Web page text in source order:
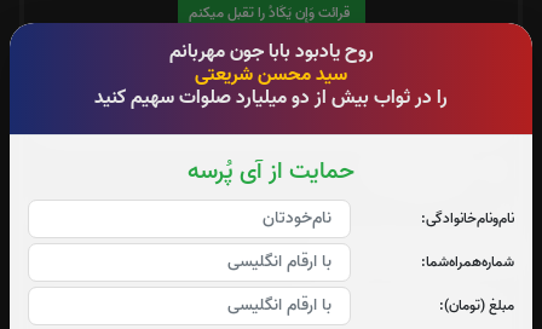
روح یادبود بابا جون مهربانم
سید محسن شریعتی
را در ثواب بیش از دو میلیارد صلوات سهیم کنید
حمایت از آی پُرسه
نام‌و‌نام‌خانوادگی:
شماره‌همراه‌شما:
مبلغ (تومان):
قرائت وَإِن يَكَادُ را تقبل میکنم
صوت آیه وَإِن يَكَادُ
دعای ربنای استاد شجریان